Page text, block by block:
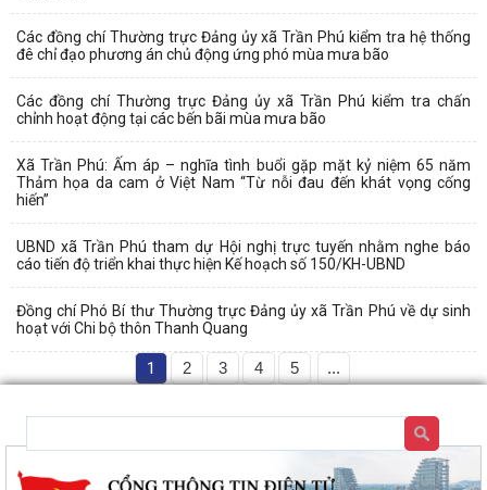
Các đồng chí Thường trực Đảng ủy xã Trần Phú kiểm tra hệ thống
đê chỉ đạo phương án chủ động ứng phó mùa mưa bão
Các đồng chí Thường trực Đảng ủy xã Trần Phú kiểm tra chấn
chỉnh hoạt động tại các bến bãi mùa mưa bão
Xã Trần Phú: Ấm áp – nghĩa tình buổi gặp mặt kỷ niệm 65 năm
Thảm họa da cam ở Việt Nam “Từ nỗi đau đến khát vọng cống
hiến”
UBND xã Trần Phú tham dự Hội nghị trực tuyến nhằm nghe báo
cáo tiến độ triển khai thực hiện Kế hoạch số 150/KH-UBND
Đồng chí Phó Bí thư Thường trực Đảng ủy xã Trần Phú về dự sinh
hoạt với Chi bộ thôn Thanh Quang
1 2 3 4 5 ...